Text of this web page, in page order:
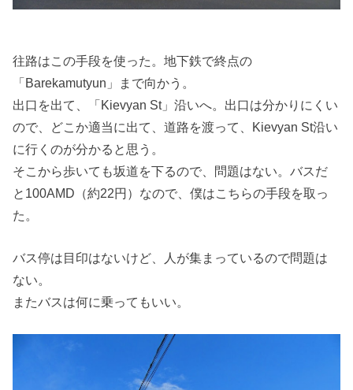
往路はこの手段を使った。地下鉄で終点の
「Barekamutyun」まで向かう。
出口を出て、「Kievyan St」沿いへ。出口は分かりにくい
ので、どこか適当に出て、道路を渡って、Kievyan St沿い
に行くのが分かると思う。
そこから歩いても坂道を下るので、問題はない。バスだ
と100AMD（約22円）なので、僕はこちらの手段を取っ
た。
バス停は目印はないけど、人が集まっているので問題は
ない。
またバスは何に乗ってもいい。